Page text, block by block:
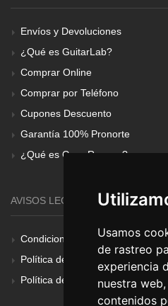
Usamos
de rastreo
experiencia
nuestra
contenidos
Envíos y Devoluciones
¿Qué es GuitarLab?
Comprar Online
Comprar por Teléfono
Cupones Descuento
Garantía 100% Pronorte
¿Qué es Gear Renove?
AVISOS LEGALES
Condiciones Generales
Política de Cookies
Política de Privacidad